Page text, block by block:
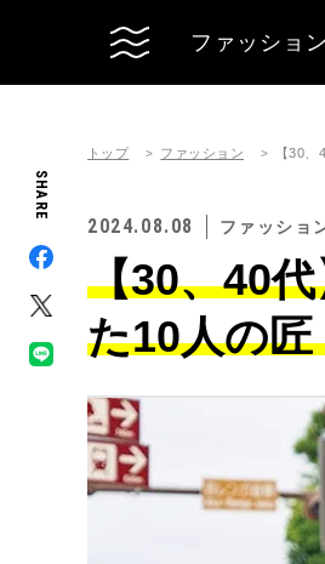
ファッション
SHARE
トップ ファッション 【30
2024.08.08 ファッショ
【30、40
た10人の